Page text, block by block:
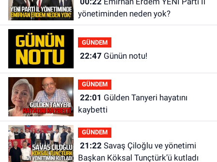
yönetiminden neden yok?
GÜNDEM
22:47 Günün notu!
GÜNDEM
22:01
kaybetti
GÜNDEM
21:22Savaş Çiloğlu ve yönetimi
Başkan Köksal Tunçtürk’ü kutladı